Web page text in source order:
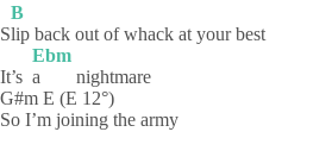
S
B
lip back out of whack at your best
It’s
Ebm
a
nightmare
G#m E (E 12°)
So I’m joining the army